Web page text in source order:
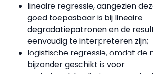
lineaire regressie, aangezien
goed toepasbaar is bij lineaire
degradatiepatronen en de
eenvoudig te interpreteren zijn;
logistische regressie, omdat de
bijzonder geschikt is voor